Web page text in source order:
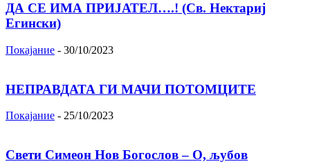
ДА СЕ ИМА ПРИЈАТЕЛ….! (Св. Нектариј
Егински)
Покајание - 30/10/2023
НЕПРАВДАТА ГИ МАЧИ ПОТОМЦИТЕ
Покајание - 25/10/2023
Свети Симеон Нов Богослов – О, љубов